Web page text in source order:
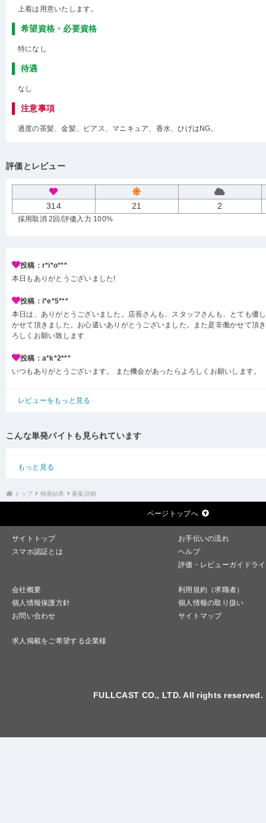
上着は用意いたします。
希望資格・必要資格
特になし
待遇
なし
注意事項
過度の茶髪、金髪、ピアス、マニキュア、香水、ひげはNG。
評価とレビュー
314 21 2
採用取消 2回 /評価入力 100%
投稿：r*i*o***
本日もありがとうございました!
投稿：i*e*5***
本日は、ありがとうございました。店長さんも、スタッフさんも、とても優
かせて頂きました。お心遣いありがとうございました。また是非働かせて頂
ろしくお願い致します
投稿：a*k*2***
いつもありがとうございます。 また機会があったらよろしくお願いします。
レビューをもっと見る
こんな単発バイトも見られています
もっと見る
トップ 検索結果 募集詳細
ページトップへ
サイトトップ
お手伝いの流れ
スマホ認証とは
ヘルプ
評価・レビューガイドラ
会社概要
利用規約（求職者）
個人情報保護方針
個人情報の取り扱い
お問い合わせ
サイトマップ
求人掲載をご希望する企業様
FULLCAST CO., LTD. All rights reserved.